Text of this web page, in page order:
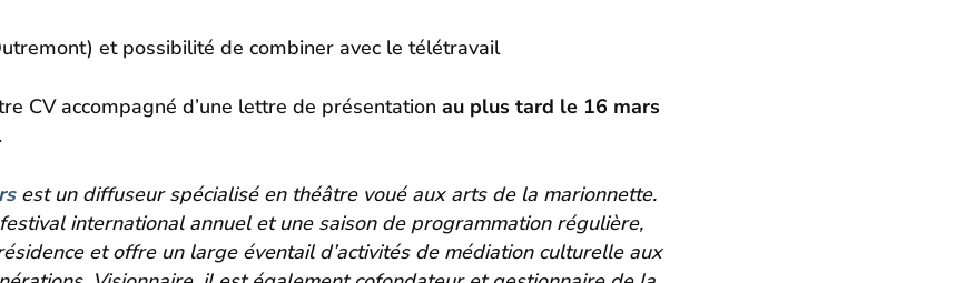
et possibilité de combiner avec le télétravail
CV accompagné d’une lettre de présentation au plus tard le 16 mars
.
est un diffuseur spécialisé en théâtre voué aux arts de la marionnette.
international annuel et une saison de programmation régulière,
et offre un large éventail d’activités de médiation culturelle aux